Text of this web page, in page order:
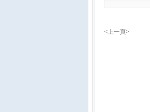
<上一頁>